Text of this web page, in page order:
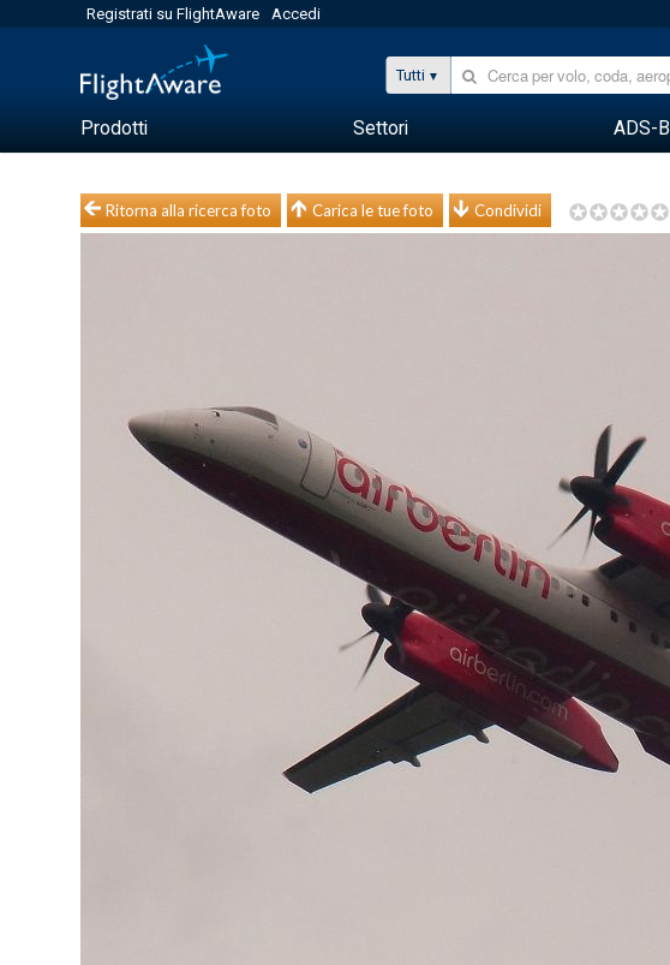
Registrati su FlightAware Accedi
Tutti
Prodotti Settori ADS-B
Ritorna alla ricerca foto Carica le tue foto Condividi